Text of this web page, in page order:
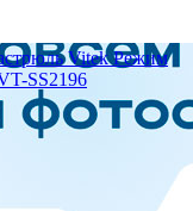
Vitek Режим
SS2196